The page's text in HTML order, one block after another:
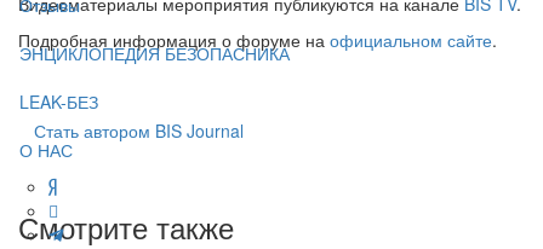
Отзывы
ЭНЦИКЛОПЕДИЯ БЕЗОПАСНИКА
LEAK-БЕЗ
О НАС
Подробная информация о форуме на официальном сайте.
Стать автором BIS Journal
Смотрите также